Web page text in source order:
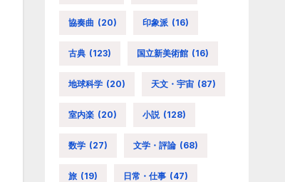
協奏曲 (20) 印象派 (16)
古典 (123) 国立新美術館 (16)
地球科学 (20) 天文・宇宙 (87)
室内楽 (20) 小説 (128)
数学 (27) 文学・評論 (68)
旅 (19) 日常・仕事 (47)